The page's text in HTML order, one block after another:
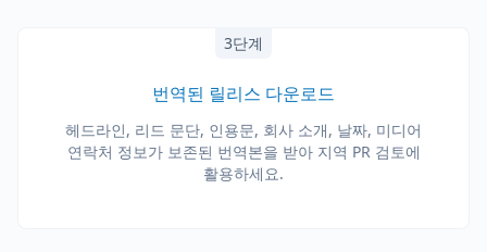
3단계
번역된 릴리스 다운로드
헤드라인, 리드 문단, 인용문, 회사 소개, 날짜, 미디어
연락처 정보가 보존된 번역본을 받아 지역 PR 검토에
활용하세요.